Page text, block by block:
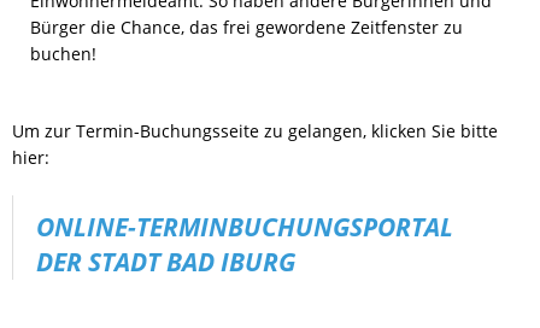
Bürger die Chance, das frei gewordene Zeitfenster zu
buchen!
Um zur Termin-Buchungsseite zu gelangen, klicken Sie bitte
hier:
ONLINE-TERMINBUCHUNGSPORTAL
DER STADT BAD IBURG